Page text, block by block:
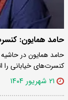
حامد همایون:
حامد همایون در حاشیه
کنسرت‌های خیابانی
۲۱ شهریور ۱۴۰۴